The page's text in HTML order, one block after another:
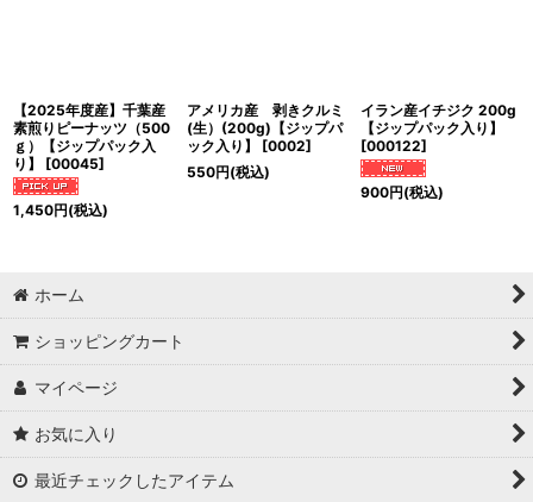
【2025年度産】千葉産
素煎りピーナッツ（500
ｇ）【ジップパック入
り】
[00045]
1,450円(税込)
アメリカ産 剥きクルミ
(生）(200g)【ジップパ
ック入り】
[0002]
550円(税込)
イラン産イチジク 200g
【ジップパック入り】
[000122]
900円(税込)
ホーム
ショッピングカート
マイページ
お気に入り
最近チェックしたアイテム